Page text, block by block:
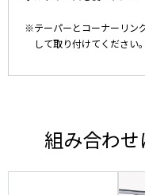
※テーパーとコーナーリン
して取り付けてください。
組み合わ